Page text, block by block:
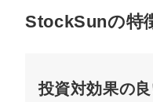
StockSunの特
投資対効果の